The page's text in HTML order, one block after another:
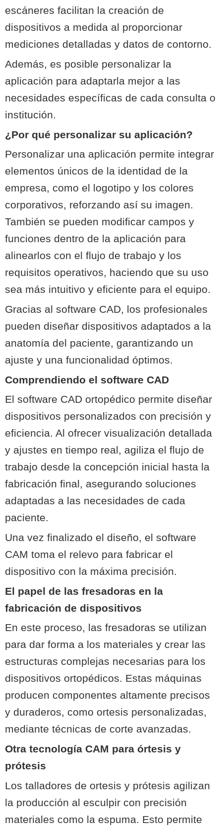
escáneres facilitan la creación de
dispositivos a medida al proporcionar
mediciones detalladas y datos de contorno.
Además, es posible personalizar la
aplicación para adaptarla mejor a las
necesidades específicas de cada consulta o
institución.
¿Por qué personalizar su aplicación?
Personalizar una aplicación permite integrar
elementos únicos de la identidad de la
empresa, como el logotipo y los colores
corporativos, reforzando así su imagen.
También se pueden modificar campos y
funciones dentro de la aplicación para
alinearlos con el flujo de trabajo y los
requisitos operativos, haciendo que su uso
sea más intuitivo y eficiente para el equipo.
Gracias al software CAD, los profesionales
pueden diseñar dispositivos adaptados a la
anatomía del paciente, garantizando un
ajuste y una funcionalidad óptimos.
Comprendiendo el software CAD
El software CAD ortopédico permite diseñar
dispositivos personalizados con precisión y
eficiencia. Al ofrecer visualización detallada
y ajustes en tiempo real, agiliza el flujo de
trabajo desde la concepción inicial hasta la
fabricación final, asegurando soluciones
adaptadas a las necesidades de cada
paciente.
Una vez finalizado el diseño, el software
CAM toma el relevo para fabricar el
dispositivo con la máxima precisión.
El papel de las fresadoras en la
fabricación de dispositivos
En este proceso, las fresadoras se utilizan
para dar forma a los materiales y crear las
estructuras complejas necesarias para los
dispositivos ortopédicos. Estas máquinas
producen componentes altamente precisos
y duraderos, como ortesis personalizadas,
mediante técnicas de corte avanzadas.
Otra tecnología CAM para órtesis y
prótesis
Los talladores de ortesis y prótesis agilizan
la producción al esculpir con precisión
materiales como la espuma. Esto permite